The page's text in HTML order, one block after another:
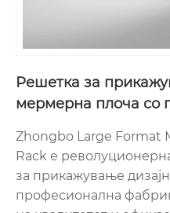
Решетка за
мермерна плоча со
Zhongbo Large Format
Rack е
за прикажување
професионална